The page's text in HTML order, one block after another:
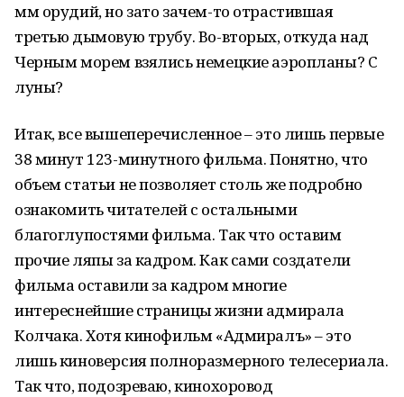
мм орудий, но зато зачем-то отрастившая
третью дымовую трубу. Во-вторых, откуда над
Черным морем взялись немецкие аэропланы? C
луны?
Итак, все вышеперечисленное – это лишь первые
38 минут 123-минутного фильма. Понятно, что
объем статьи не позволяет столь же подробно
ознакомить читателей с остальными
благоглупостями фильма. Так что оставим
прочие ляпы за кадром. Как сами создатели
фильма оставили за кадром многие
интереснейшие страницы жизни адмирала
Колчака. Хотя кинофильм «Адмиралъ» – это
лишь киноверсия полноразмерного телесериала.
Так что, подозреваю, кинохоровод